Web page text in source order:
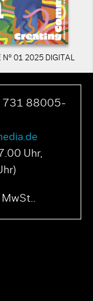
N° 01 2025 DIGITAL
731 88005-
Uhr,
MwSt..